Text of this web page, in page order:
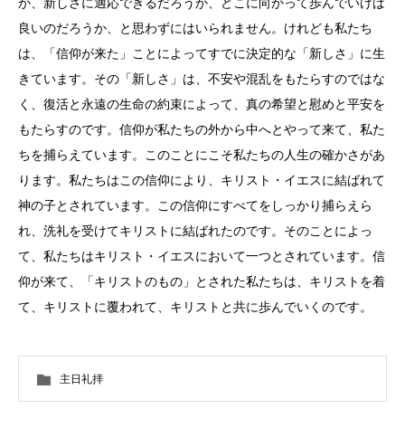
良いのだろうか、と思わずにはいられません。けれども私たち
は、「信仰が来た」ことによってすでに決定的な「新しさ」に生
きています。その「新しさ」は、不安や混乱をもたらすのではな
く、復活と永遠の生命の約束によって、真の希望と慰めと平安を
もたらすのです。信仰が私たちの外から中へとやって来て、私た
ちを捕らえています。このことにこそ私たちの人生の確かさがあ
ります。私たちはこの信仰により、キリスト・イエスに結ばれて
神の子とされています。この信仰にすべてをしっかり捕らえら
れ、洗礼を受けてキリストに結ばれたのです。そのことによっ
て、私たちはキリスト・イエスにおいて一つとされています。信
仰が来て、「キリストのもの」とされた私たちは、キリストを着
て、キリストに覆われて、キリストと共に歩んでいくのです。
主日礼拝